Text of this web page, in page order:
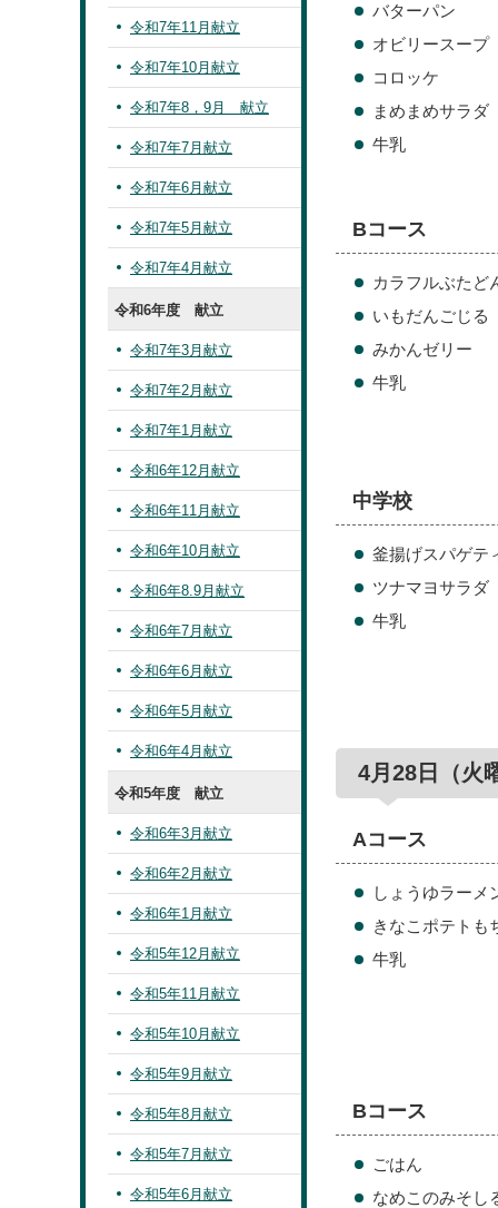
バターパン
オビリースープ
コロッケ
まめまめサラダ
牛乳
Bコース
カラフルぶたど
いもだんごじる
みかんゼリー
牛乳
中学校
釜揚げスパゲテ
ツナマヨサラダ
牛乳
4月28日（火
Aコース
しょうゆラーメ
きなこポテトも
牛乳
Bコース
ごはん
なめこのみそし
令和7年11月献立
令和7年10月献立
令和7年8，9月 献立
令和7年7月献立
令和7年6月献立
令和7年5月献立
令和7年4月献立
令和6年度 献立
令和7年3月献立
令和7年2月献立
令和7年1月献立
令和6年12月献立
令和6年11月献立
令和6年10月献立
令和6年8.9月献立
令和6年7月献立
令和6年6月献立
令和6年5月献立
令和6年4月献立
令和5年度 献立
令和6年3月献立
令和6年2月献立
令和6年1月献立
令和5年12月献立
令和5年11月献立
令和5年10月献立
令和5年9月献立
令和5年8月献立
令和5年7月献立
令和5年6月献立